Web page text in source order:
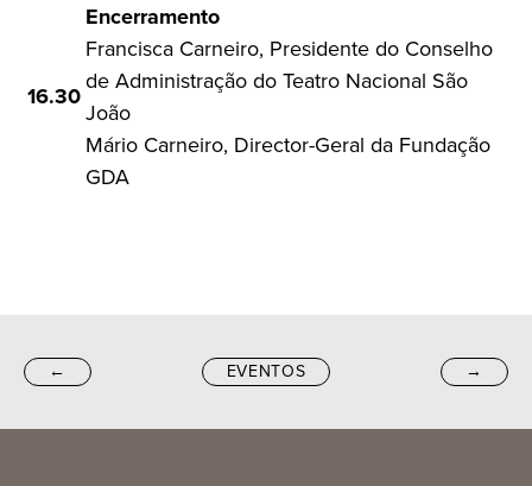
16.30
Encerramento
Francisca Carneiro, Presidente do Conselho
de Administração do Teatro Nacional São
João
Mário Carneiro, Director-Geral da Fundação
GDA
← EVENTOS →